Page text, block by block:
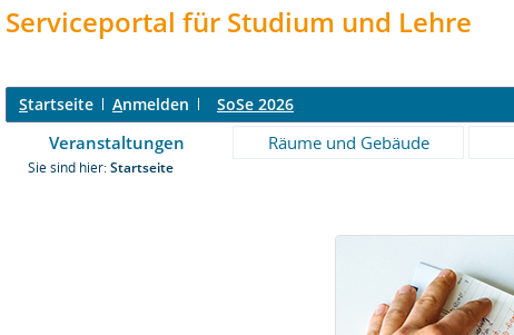
Serviceportal für Studium und Lehre
Startseite Anmelden SoSe 2026
Veranstaltungen Räume und Gebäude
Sie sind hier: Startseite